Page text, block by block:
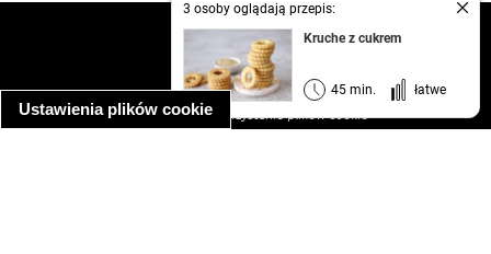
Ustawienia plików cookie
3 osoby oglądają przepis:
Kruche z cukrem
45 min. łatwe
kontakt
regulamin
informacja o prywatności
informacja o wykorzystaniu plików cookie